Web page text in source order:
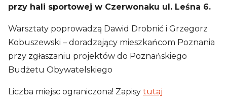
przy hali sportowej w Czerwonaku ul. Leśna 6.
Warsztaty poprowadzą Dawid Drobnić i Grzegorz
Kobuszewski – doradzający mieszkańcom Poznania
przy zgłaszaniu projektów do Poznańskiego
Budżetu Obywatelskiego
Liczba miejsc ograniczona! Zapisy tutaj